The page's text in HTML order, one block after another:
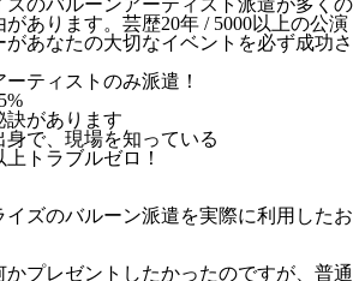
ズのバルーンアーティスト派遣が多くの
あります。芸歴20年 / 5000以上の公演
あなたの大切なイベントを必ず成功さ
ティストのみ派遣！
訣があります
で、現場を知っている
トラブルゼロ！
プレゼントしたかったのですが、普通